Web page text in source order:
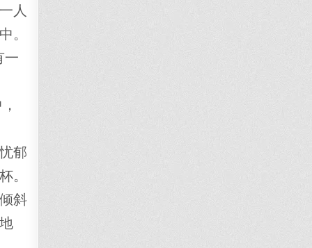
人
。
一
郁
。
斜